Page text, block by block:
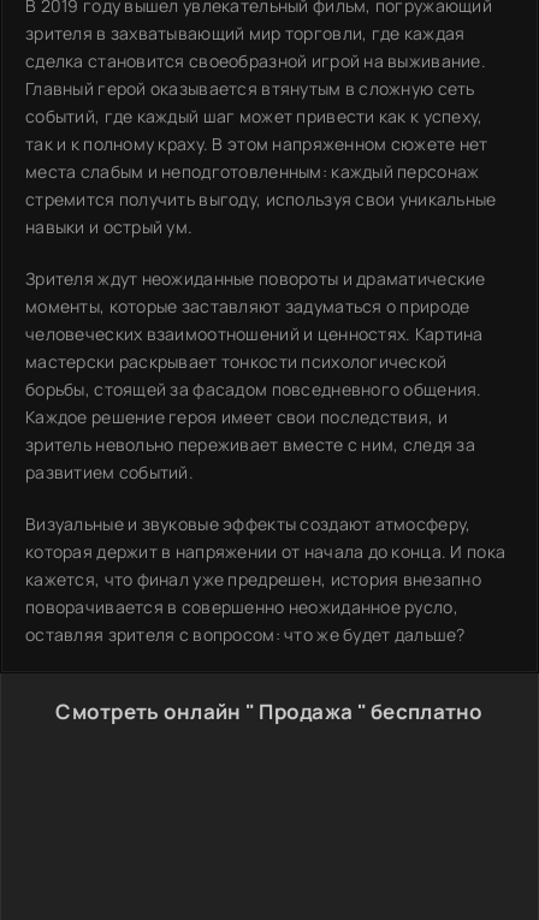
В 2019 году вышел увлекательный фильм, погружающий
зрителя в захватывающий мир торговли, где каждая
сделка становится своеобразной игрой на выживание.
Главный герой оказывается втянутым в сложную сеть
событий, где каждый шаг может привести как к успеху,
так и к полному краху. В этом напряженном сюжете нет
места слабым и неподготовленным: каждый персонаж
стремится получить выгоду, используя свои уникальные
навыки и острый ум.
Зрителя ждут неожиданные повороты и драматические
моменты, которые заставляют задуматься о природе
человеческих взаимоотношений и ценностях. Картина
мастерски раскрывает тонкости психологической
борьбы, стоящей за фасадом повседневного общения.
Каждое решение героя имеет свои последствия, и
зритель невольно переживает вместе с ним, следя за
развитием событий.
Визуальные и звуковые эффекты создают атмосферу,
которая держит в напряжении от начала до конца. И пока
кажется, что финал уже предрешен, история внезапно
поворачивается в совершенно неожиданное русло,
оставляя зрителя с вопросом: что же будет дальше?
Смотреть онлайн " Продажа " бесплатно